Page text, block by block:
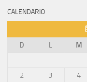
CALENDARIO
D
L M
2
3 4